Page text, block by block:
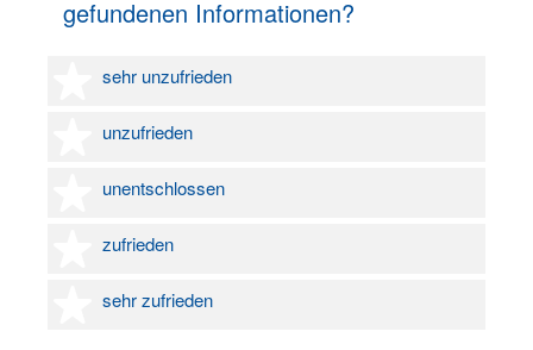
gefundenen Informationen?
sehr unzufrieden
1 Stern
unzufrieden
2 Sterne
unentschlossen
3 Sterne
zufrieden
4 Sterne
sehr zufrieden
5 Sterne